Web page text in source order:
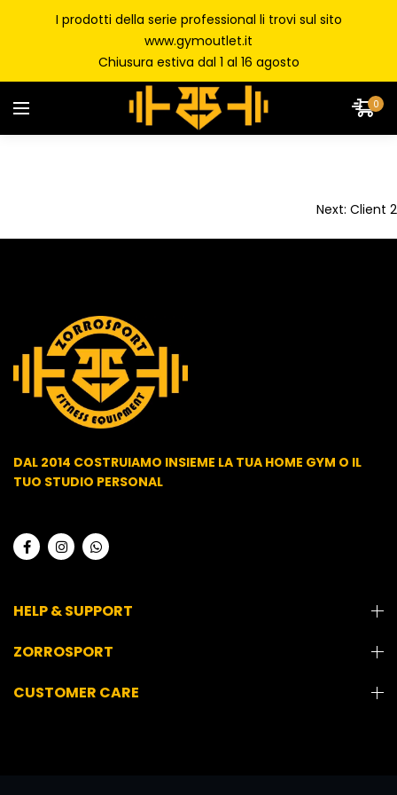
I prodotti della serie professional li trovi sul sito
www.gymoutlet.it
Chiusura estiva dal 1 al 16 agosto
0
Next: Client 2
DAL 2014 COSTRUIAMO INSIEME LA TUA HOME GYM O IL
TUO STUDIO PERSONAL
HELP & SUPPORT
ZORROSPORT
CUSTOMER CARE